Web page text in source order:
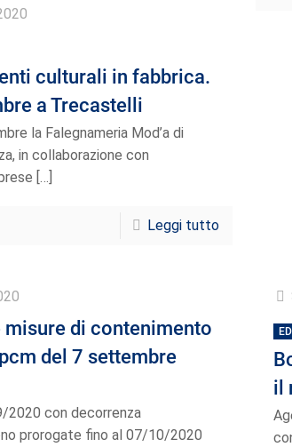
culturali in fabbrica.
a Trecastelli
la Falegnameria Mod’a di
in collaborazione con
[…]
Leggi tutto
misure di contenimento
del 7 settembre
2020 con decorrenza
prorogate fino al 07/10/2020
il